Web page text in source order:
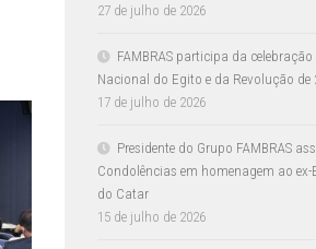
27 de julho de 2026
FAMBRAS participa da
Nacional do Egito e da Revolução de
17 de julho de 2026
Presidente do Grupo FAMBRAS
Condolências em homenagem ao
do Catar
15 de julho de 2026